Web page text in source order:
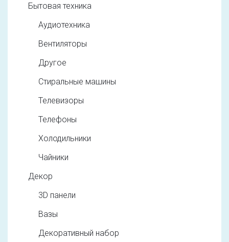
Бытовая техника
Аудиотехника
Вентиляторы
Другое
Стиральные машины
Телевизоры
Телефоны
Холодильники
Чайники
Декор
3D панели
Вазы
Декоративный набор